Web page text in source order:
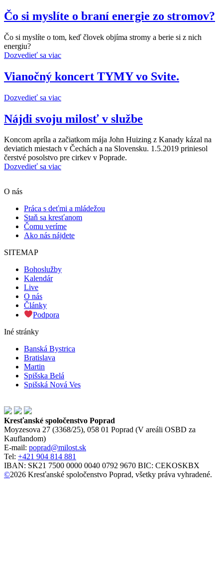
Čo si myslíte o braní energie zo stromov?
Čo si myslíte o tom, keď človek objíma stromy a berie si z nich
energiu?
Dozvedieť sa viac
Vianočný koncert TYMY vo Svite.
Dozvedieť sa viac
Nájdi svoju milosť v službe
Koncom apríla a začiatkom mája John Huizing z Kanady kázal na
deviatich miestach v Čechách a na Slovensku. 1.5.2019 priniesol
čerstvé posolstvo pre cirkev v Poprade.
Dozvedieť sa viac
Scroll
O nás
Práca s deťmi a mládežou
Staň sa kresťanom
Čomu veríme
Ako nás nájdete
SITEMAP
Bohoslužby
Kalendár
Live
O nás
Články
Podpora
Iné stránky
Banská Bystrica
Bratislava
Martin
Spišska Belá
Spišská Nová Ves
Kresťanské spoločenstvo Poprad
Moyzesova 27 (3368/25), 058 01 Poprad (V areáli OSBD za
Kauflandom)
E-mail: poprad@milost.sk
Tel: +421 904 814 881
IBAN: SK21 7500 0000 0040 0792 9670 BIC: CEKOSKBX
©2026 Kresťanské spoločenstvo Poprad, všetky práva vyhradené.